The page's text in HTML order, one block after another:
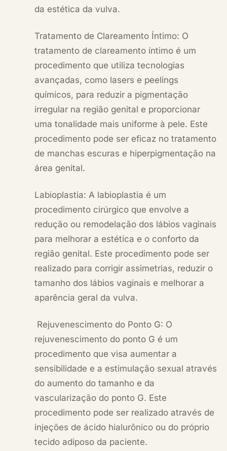
da estética da vulva.
Tratamento de Clareamento Íntimo: O
tratamento de clareamento íntimo é um
procedimento que utiliza tecnologias
avançadas, como lasers e peelings
químicos, para reduzir a pigmentação
irregular na região genital e proporcionar
uma tonalidade mais uniforme à pele. Este
procedimento pode ser eficaz no tratamento
de manchas escuras e hiperpigmentação na
área genital.
Labioplastia: A labioplastia é um
procedimento cirúrgico que envolve a
redução ou remodelação dos lábios vaginais
para melhorar a estética e o conforto da
região genital. Este procedimento pode ser
realizado para corrigir assimetrias, reduzir o
tamanho dos lábios vaginais e melhorar a
aparência geral da vulva.
Rejuvenescimento do Ponto G: O
rejuvenescimento do ponto G é um
procedimento que visa aumentar a
sensibilidade e a estimulação sexual através
do aumento do tamanho e da
vascularização do ponto G. Este
procedimento pode ser realizado através de
injeções de ácido hialurônico ou do próprio
tecido adiposo da paciente.